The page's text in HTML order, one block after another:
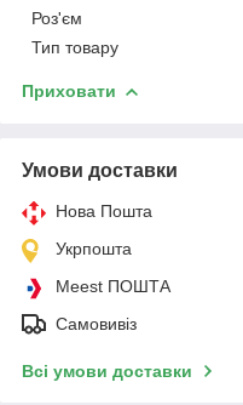
Роз'єм
Тип товару
Приховати
Умови доставки
Нова Пошта
Укрпошта
Meest ПОШТА
Самовивіз
Всі умови доставки